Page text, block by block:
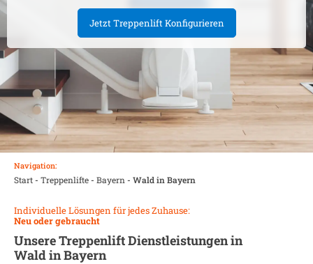
Jetzt Treppenlift Konfigurieren
Navigation:
Start- Treppenlifte- Bayern - Wald in Bayern
Individuelle Lösungen für jedes Zuhause:
Neu oder gebraucht
Unsere Treppenlift Dienstleistungen in
Wald in Bayern